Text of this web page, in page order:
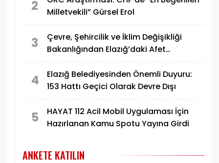
2
Milletvekili” Gürsel Erol
3
Çevre, Şehircilik ve İklim Değişikliği
Bakanlığından Elazığ’daki Afet
4
Elazığ Belediyesinden Önemli Duyuru:
153 Hattı Geçici Olarak Devre Dışı
5
HAYAT 112 Acil Mobil Uygulaması İçin
Hazırlanan Kamu Spotu Yayına Girdi
ANKETE KATILIN